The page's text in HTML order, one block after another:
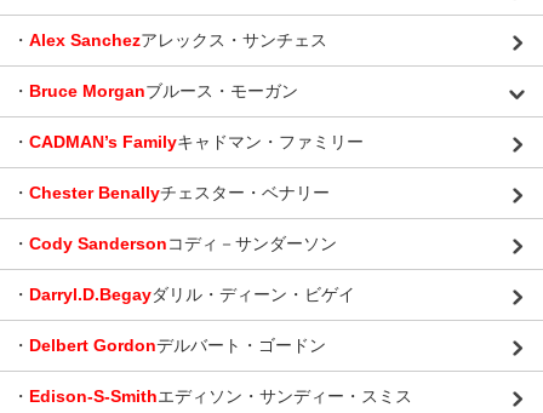
・ Alex Sanchezアレックス・サンチェス
・ Bruce Morganブルース・モーガン
・ CADMAN’s Familyキャドマン・ファミリー
・ Chester Benallyチェスター・ベナリー
・ Cody Sandersonコディ－サンダーソン
・ Darryl.D.Begayダリル・ディーン・ビゲイ
・ Delbert Gordonデルバート・ゴードン
・ Edison-S-Smithエディソン・サンディー・スミス